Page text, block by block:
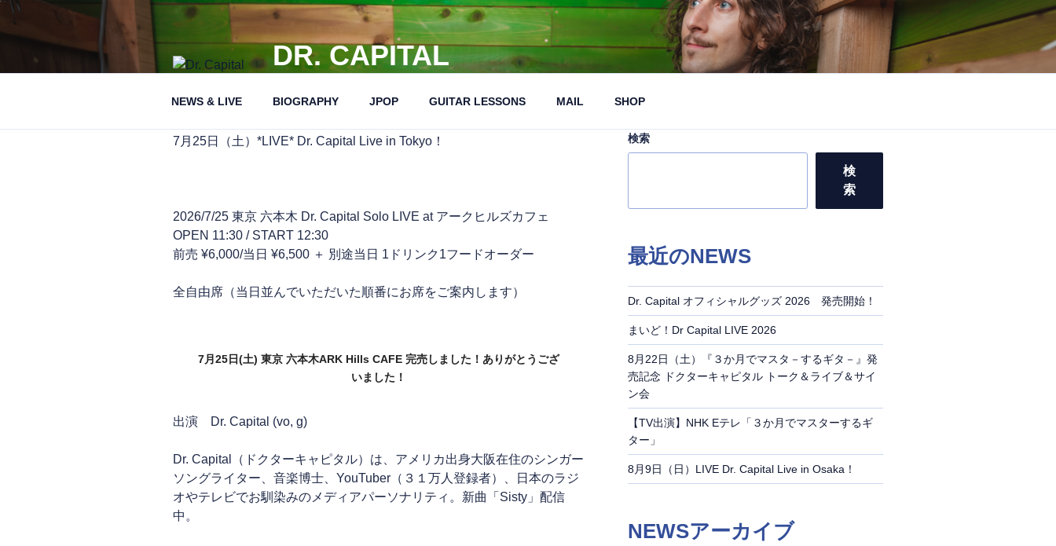
コ
DR. CAPITAL
NEWS & LIVE BIOGRAPHY JPOP GUITAR LESSONS MAIL SHOP
7月25日（土）*LIVE* Dr. Capital Live in Tokyo！
2026/7/25 東京 六本木 Dr. Capital Solo LIVE at アークヒルズカフェ
OPEN 11:30 / START 12:30
前売 ¥6,000/当日 ¥6,500 ＋ 別途当日 1ドリンク1フードオーダー
全自由席（当日並んでいただいた順番にお席をご案内します）
7月25日(土) 東京 六本木ARK Hills CAFE 完売しました！ありがとうござ
いました！
出演 Dr. Capital (vo, g)
Dr. Capital（ドクターキャピタル）は、アメリカ出身大阪在住のシンガー
ソングライター、音楽博士、YouTuber（３１万人登録者）、日本のラジ
オやテレビでお馴染みのメディアパーソナリティ。新曲「Sisty」配信
中。
検索
検
索
最近のNEWS
Dr. Capital オフィシャルグッズ 2026 発売開始！
まいど！Dr Capital LIVE 2026
8月22日（土）『３か月でマスタ－するギタ－』発
売記念 ドクターキャピタル トーク＆ライブ＆サイ
ン会
【TV出演】NHK Eテレ「３か月でマスターするギ
ター」
8月9日（日）LIVE Dr. Capital Live in Osaka！
NEWSアーカイブ